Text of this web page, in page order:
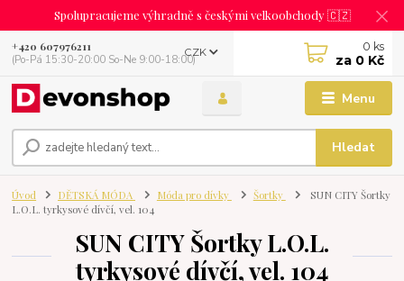
Spolupracujeme výhradně s českými velkoobchody 🇨🇿
Menu
CZK
Hledat
+420 607976211
(Po-Pá 15:30-20:00 So-Ne 9:00-18:00)
0 ks
za 0 Kč
Úvod DĚTSKÁ MÓDA Móda pro dívky Šortky
SUN CITY Šortky
L.O.L. tyrkysové dívčí, vel. 104
SUN CITY Šortky L.O.L.
tyrkysové dívčí, vel. 104